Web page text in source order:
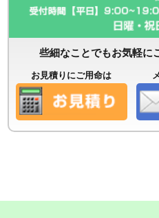
些細なことでもお気軽に
お見積りにご用命は